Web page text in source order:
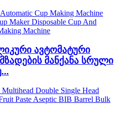
ავტომატური
მანქანა სრული